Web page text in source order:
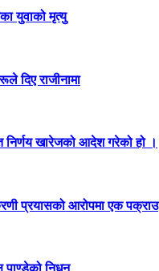
युवाको मृत्यु
दिए राजीनामा
खारेजको आदेश गरेको हो ।
प्रयासको आरोपमा एक पक्राउ